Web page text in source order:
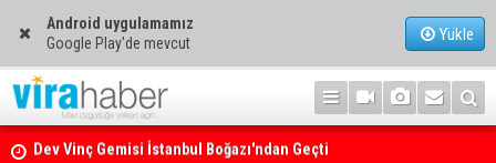
Android uygulamamız
Google Play'de mevcut
Yükle
Ege Denizi’nin En Büyük Mercan Ormanı